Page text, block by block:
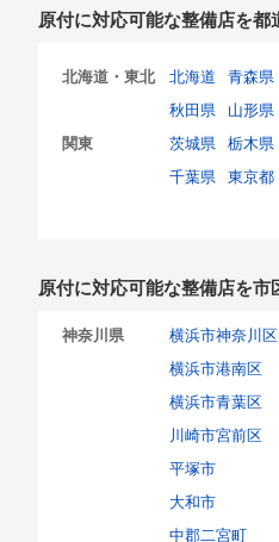
原付に対応可能な整備店を都
北海道・東北 北海道 青森県
秋田県
山形県
関東
茨城県 栃木県
千葉県
東京都
原付に対応可能な整備店を市
神奈川県 横浜市神奈川区
横浜市港南区
横浜市青葉区
川崎市宮前区
平塚市
大和市
中郡二宮町